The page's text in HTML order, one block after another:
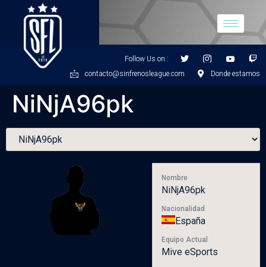
Follow Us on :
contacto@sinfrenosleague.com
Donde estamos
NiNjA96pk
Nombre
NiNjA96pk
Nacionalidad
España
Equipo Actual
Mive eSports